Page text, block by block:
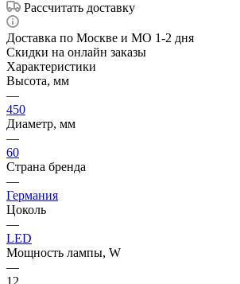
Рассчитать доставку
Доставка по Москве и МО 1-2 дня
Скидки на онлайн заказы
Характеристики
Высота, мм
—
450
Диаметр, мм
—
60
Страна бренда
—
Германия
Цоколь
—
LED
Мощность лампы, W
—
12